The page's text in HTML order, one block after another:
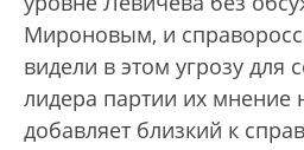
Мироновым, и
видели в этом угрозу для
лидера партии их мнение
добавляет близкий к